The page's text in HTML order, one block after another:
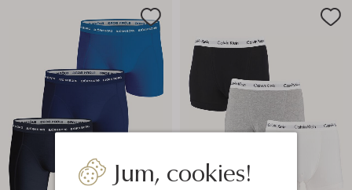
Jum, cookies!